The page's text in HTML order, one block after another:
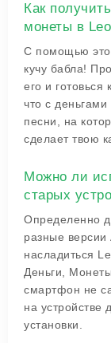
Как
монеты в
С помощью
кучу бабла!
его и готовься
что с
песни, на
сделает твою
Можно ли
старых
Определенно
разные
насладиться
Деньги,
смартфон не
на устройстве
установки.